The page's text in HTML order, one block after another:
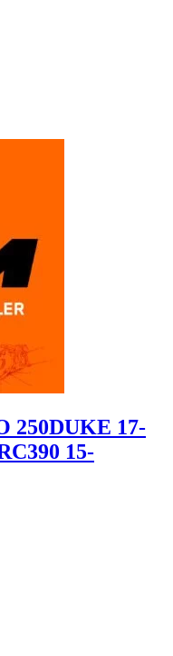
250DUKE 17-
15-